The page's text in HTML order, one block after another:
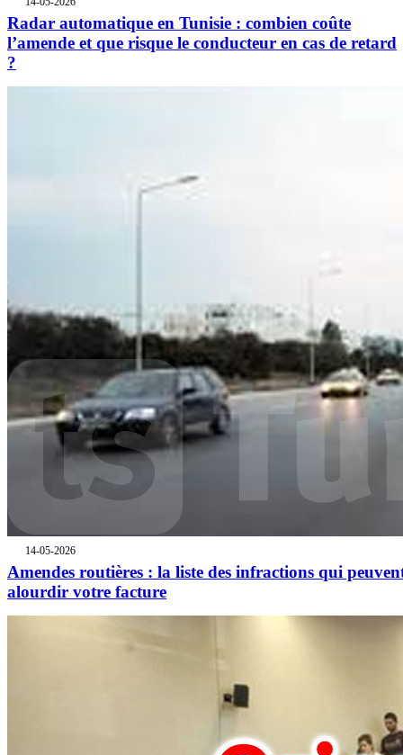
Radar automatique en Tunisie : combien coûte
l’amende et que risque le conducteur en cas de retard
?
14-05-2026
Amendes routières : la liste des infractions qui
alourdir votre facture